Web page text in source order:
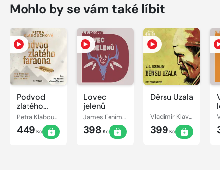
Mohlo by se vám také líbit
Podvod
zlatého
faraona
Petra Klabouchová
449 Kč
Lovec
jelenů
James Fenimore Cooper
398 Kč
Děrsu Uzala
Vladimir Klavdijevič Arseňjev
399 Kč